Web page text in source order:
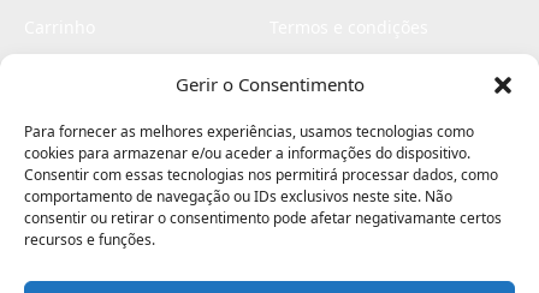
Gerir o Consentimento
Para fornecer as melhores experiências, usamos tecnologias como
cookies para armazenar e/ou aceder a informações do dispositivo.
Consentir com essas tecnologias nos permitirá processar dados, como
comportamento de navegação ou IDs exclusivos neste site. Não
consentir ou retirar o consentimento pode afetar negativamante certos
recursos e funções.
Livro de elogios